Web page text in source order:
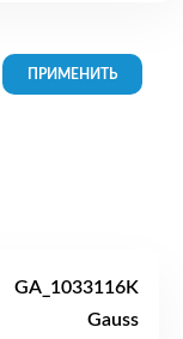
GA_1033116K
Gauss